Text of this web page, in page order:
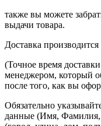
также вы можете
выдачи товара.
Доставка
(Точное время
менеджером, который
после того, как вы
Обязательно
данные (Имя, Фамилия,